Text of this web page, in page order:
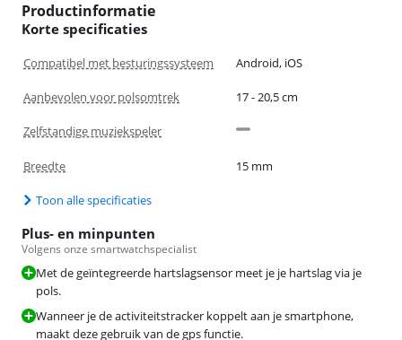
Productinformatie
Korte specificaties
Compatibel met besturingssysteem Android, iOS
Aanbevolen voor polsomtrek 17 - 20,5 cm
Zelfstandige muziekspeler
Breedte 15 mm
Toon alle specificaties
Plus- en minpunten
Volgens onze smartwatchspecialist
Met de geïntegreerde hartslagsensor meet je je hartslag via je
pols.
Wanneer je de activiteitstracker koppelt aan je smartphone,
maakt deze gebruik van de gps functie.